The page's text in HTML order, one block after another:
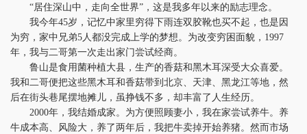
“居住深山中，走向全世界”，这是我多年以来的励志理念。
我今年45岁，记忆中家里穷得下雨连双胶靴也买不起，也是因
为穷，家中兄弟5人都没完成上学的梦想。为改变穷困面貌，1997
年，我与二哥第一次走出家门尝试经商。
鲁山是食用菌种植大县，生产的香菇和黑木耳深受大众喜爱。
我和二哥便把这些黑木耳和香菇带到北京、天津、黑龙江等地，然
后在街头巷尾摆地摊儿，虽挣钱不多，却丰富了人生经历。
2000年，我结婚成家。为方便照顾妻小，我在家尝试养牛。养
牛成本高、风险大，养了两年后，我把牛卖掉开始养猪。然而市场